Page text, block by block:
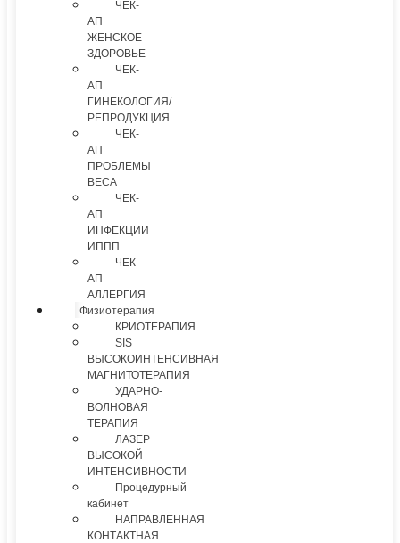
ЧЕК-
АП
ЖЕНСКОЕ
ЗДОРОВЬЕ
ЧЕК-
АП
ГИНЕКОЛОГИЯ/
РЕПРОДУКЦИЯ
ЧЕК-
АП
ПРОБЛЕМЫ
ВЕСА
ЧЕК-
АП
ИНФЕКЦИИ
ИППП
ЧЕК-
АП
АЛЛЕРГИЯ
Физиотерапия
КРИОТЕРАПИЯ
SIS
ВЫСОКОИНТЕНСИВНАЯ
МАГНИТОТЕРАПИЯ
УДАРНО-
ВОЛНОВАЯ
ТЕРАПИЯ
ЛАЗЕР
ВЫСОКОЙ
ИНТЕНСИВНОСТИ
Процедурный
кабинет
НАПРАВЛЕННАЯ
КОНТАКТНАЯ